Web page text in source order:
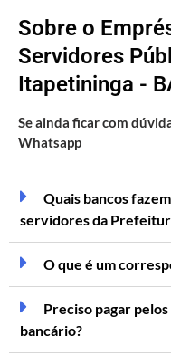
Sobre o
Servidores
Itapetininga -
Se ainda ficar com
Whatsapp
Quais bancos
servidores da
O que é um
Preciso pagar
bancário?